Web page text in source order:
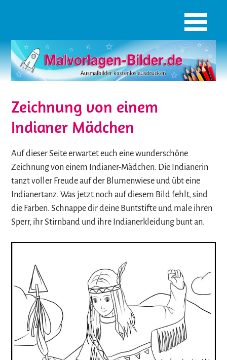
Zeichnung von einem
Indianer Mädchen
Auf dieser Seite erwartet euch eine wunderschöne
Zeichnung von einem Indianer-Mädchen. Die Indianerin
tanzt voller Freude auf der Blumenwiese und übt eine
Indianertanz. Was jetzt noch auf diesem Bild fehlt, sind
die Farben. Schnappe dir deine Buntstifte und male ihren
Sperr, ihr Stirnband und ihre Indianerkleidung bunt an.